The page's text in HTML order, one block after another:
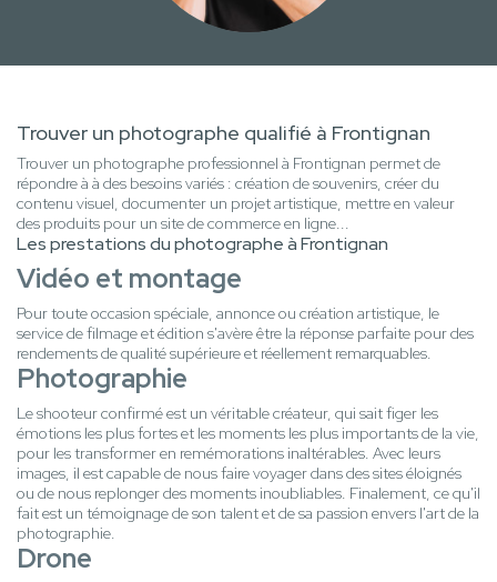
Trouver un photographe qualifié à Frontignan
Trouver un photographe professionnel à Frontignan permet de
répondre à à des besoins variés : création de souvenirs, créer du
contenu visuel, documenter un projet artistique, mettre en valeur
des produits pour un site de commerce en ligne...
Les prestations du photographe à Frontignan
Vidéo et montage
Pour toute occasion spéciale, annonce ou création artistique, le
service de filmage et édition s'avère être la réponse parfaite pour des
rendements de qualité supérieure et réellement remarquables.
Photographie
Le shooteur confirmé est un véritable créateur, qui sait figer les
émotions les plus fortes et les moments les plus importants de la vie,
pour les transformer en remémorations inaltérables. Avec leurs
images, il est capable de nous faire voyager dans des sites éloignés
ou de nous replonger des moments inoubliables. Finalement, ce qu'il
fait est un témoignage de son talent et de sa passion envers l'art de la
photographie.
Drone